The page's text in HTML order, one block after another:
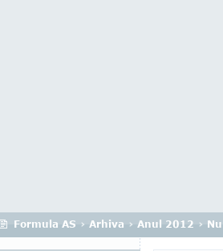
Formula AS › Arhiva › Anul 2012 ›